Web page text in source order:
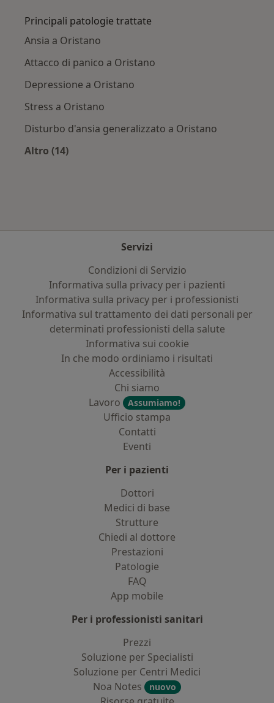
Principali patologie trattate
Ansia a Oristano
Attacco di panico a Oristano
Depressione a Oristano
Stress a Oristano
Disturbo d'ansia generalizzato a Oristano
Altro (14)
Servizi
Condizioni di Servizio
Informativa sulla privacy per i pazienti
Informativa sulla privacy per i professionisti
Informativa sul trattamento dei dati personali per
determinati professionisti della salute
Informativa sui cookie
In che modo ordiniamo i risultati
Accessibilità
Chi siamo
Lavoro
Assumiamo!
Ufficio stampa
Contatti
Eventi
Per i pazienti
Dottori
Medici di base
Strutture
Chiedi al dottore
Prestazioni
Patologie
FAQ
App mobile
Per i professionisti sanitari
Prezzi
Soluzione per Specialisti
Soluzione per Centri Medici
Noa Notes
nuovo